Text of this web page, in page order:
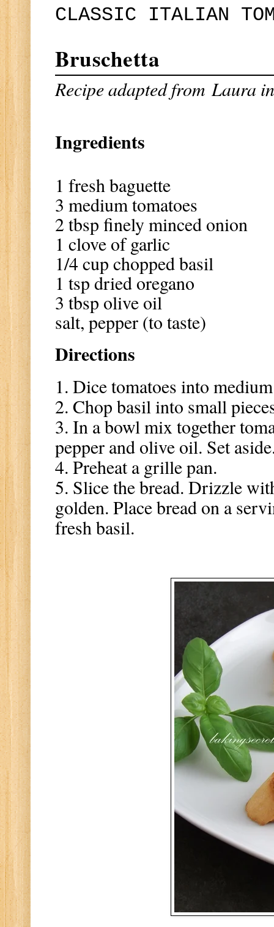
CLASSIC ITALIAN
Bruschetta
Recipe adapted from Laura
Ingredients
1 fresh baguette
3 medium tomatoes
2 tbsp finely minced onion
1 clove of garlic
1/4 cup chopped basil
1 tsp dried oregano
3 tbsp olive oil
salt, pepper (to taste)
Directions
1. Dice tomatoes into
2. Chop basil into small
3. In a bowl mix together
pepper and olive oil. Set
4. Preheat a grille pan.
5. Slice the bread. Drizzle
golden. Place bread on a
fresh basil.